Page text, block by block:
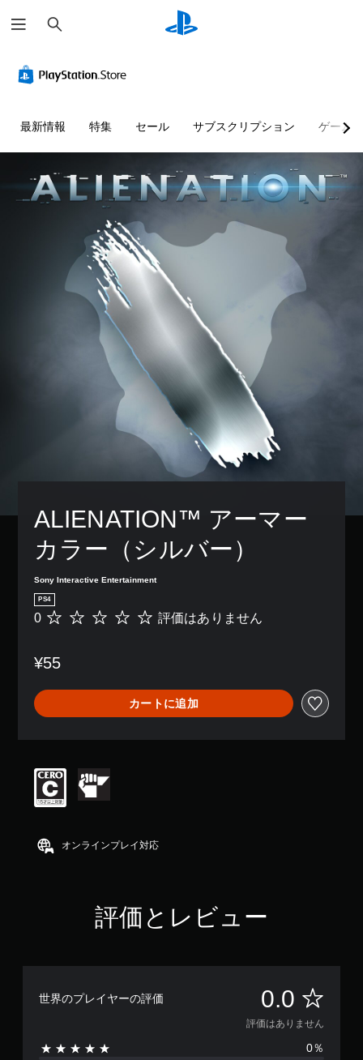
索
最新情報 特集 セール サブスクリプション ゲーム
ALIENATION™ アーマー
カラー（シルバー）
Sony Interactive Entertainment
PS4
評
あ
ま
せ
ん
0 評価はありません
¥55
カートに追加
オンラインプレイ対応
評価とレビュー
世界のプレイヤーの評価 0.0 評
価
評価はありません
0％